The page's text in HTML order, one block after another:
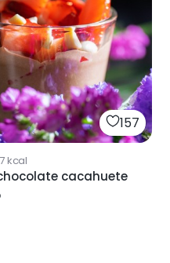
157
kcal
cacahuete